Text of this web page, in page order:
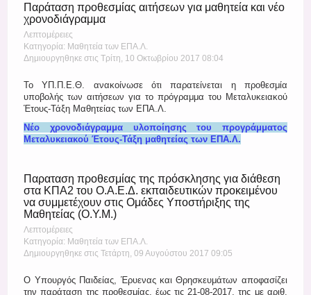
Παράταση προθεσμίας αιτήσεων για μαθητεία και νέο
χρονοδιάγραμμα
Λεπτομέρειες
Κατηγορία: Μαθητεία των ΕΠΑ.Λ.
Δημιουργηθηκε στις Τρίτη, 10 Οκτωβρίου 2017 08:04
Το ΥΠ.Π.Ε.Θ. ανακοίνωσε ότι παρατείνεται η προθεσμία
υποβολής των αιτήσεων για το πρόγραμμα του Μεταλυκειακού
Έτους-Τάξη Μαθητείας των ΕΠΑ.Λ.
Νέο χρονοδιάγραμμα υλοποίησης του προγράμματος
Μεταλυκειακού Έτους-Τάξη μαθητείας των ΕΠΑ.Λ.
Παραταση προθεσμίας της πρόσκλησης για διάθεση
στα ΚΠΑ2 του Ο.Α.Ε.Δ. εκπαιδευτικών προκειμένου
να συμμετέχουν στις Ομάδες Υποστήριξης της
Μαθητείας (Ο.Υ.Μ.)
Λεπτομέρειες
Κατηγορία: Μαθητεία των ΕΠΑ.Λ.
Δημιουργηθηκε στις Τετάρτη, 09 Αυγούστου 2017 09:05
Ο Υπουργός Παιδείας, Έρυενας και Θρησκευμάτων αποφασίζει
την παράταση της προθεσμίας, έως τις 21-08-2017, της με αριθ.